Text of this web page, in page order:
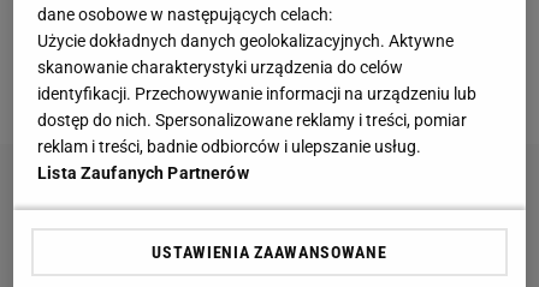
ma, a rolki mają bardzo kiepskie hamulce. Nie jest to
mieszanka, która buduje wewnętrzny spokój
podczas podróży.
dane osobowe w następujących celach:
Użycie dokładnych danych geolokalizacyjnych. Aktywne
skanowanie charakterystyki urządzenia do celów
identyfikacji. Przechowywanie informacji na urządzeniu lub
dostęp do nich. Spersonalizowane reklamy i treści, pomiar
reklam i treści, badnie odbiorców i ulepszanie usług.
Lista Zaufanych Partnerów
USTAWIENIA ZAAWANSOWANE